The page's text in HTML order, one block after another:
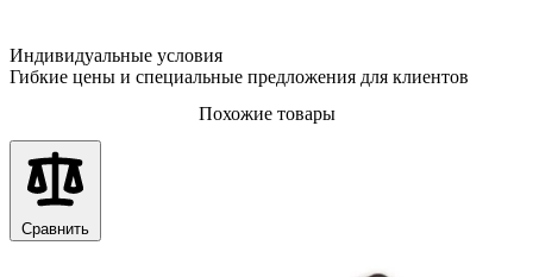
Индивидуальные условия
Гибкие цены и специальные предложения для клиентов
Похожие товары
Сравнить